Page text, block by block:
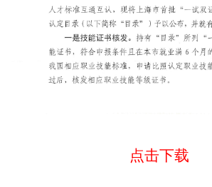
点击下载